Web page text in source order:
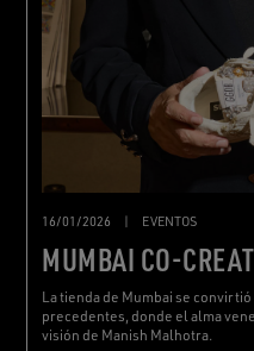
16/01/2026 | EVENTOS
MUMBAI CO-
La tienda de Mumbai se
precedentes, donde el alma
visión de Manish Malhotra.